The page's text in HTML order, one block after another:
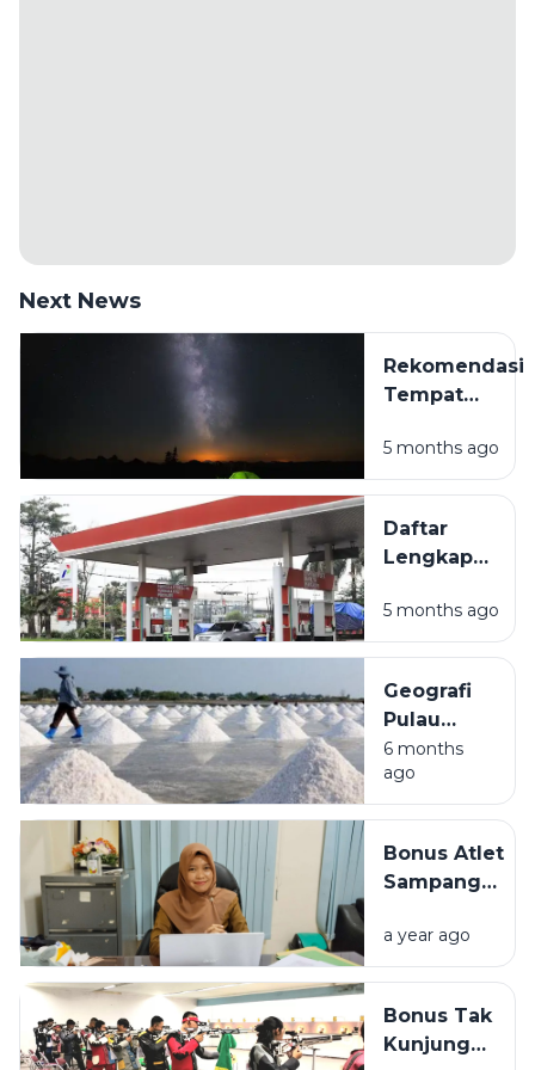
Next News
Rekomendasi
Tempat
di Sampang
Madura
Liburan Akhir
Pekan
5 months ago
Daftar
Lengkap
SPBU di
Sampang
dan
Fasilitasnya
5 months ago
Geografi
Pulau
Madura:
Mengulas
Kondisi
Potensi
Produksi
Nasional
6 months
ago
Bonus Atlet
Sampang
Disporabudpar
Sebut
Hibah Tak
Mencukupi
a year ago
Bonus Tak
Kunjung